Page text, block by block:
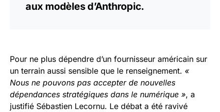
aux modèles d’Anthropic.
Pour ne plus dépendre d’un fournisseur américain sur
un terrain aussi sensible que le renseignement. «
Nous ne pouvons pas accepter de nouvelles
dépendances stratégiques dans le numérique », a
justifié Sébastien Lecornu. Le débat a été ravivé